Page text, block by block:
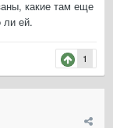
какие там еще
ли ей.
1